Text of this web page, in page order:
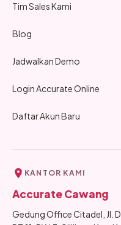
Tim Sales Kami
Blog
Jadwalkan Demo
Login Accurate Online
Daftar Akun Baru
KANTOR KAMI
Accurate Cawang
Gedung Office Citadel, Jl.